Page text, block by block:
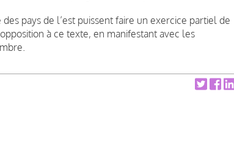
pays de l’est puissent faire un exercice partiel de
à ce texte, en manifestant avec les